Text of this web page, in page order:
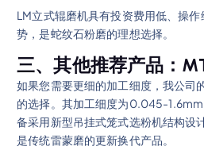
LM立式辊磨机具有投资费用低、操
势，是蛇纹石粉磨的理想选择。
三、其他推荐产品：
如果您需要更细的加工细度，我公司
的选择。其加工细度为0.045-
备采用新型吊挂式笼式选粉机结构设
是传统雷蒙磨的更新换代产品。